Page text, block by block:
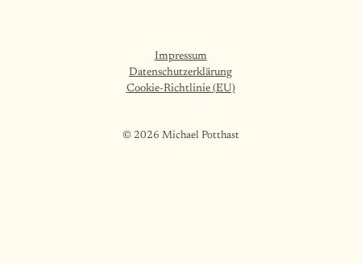
Impressum
Datenschutzerklärung
Cookie-Richtlinie (EU)
© 2026 Michael Potthast